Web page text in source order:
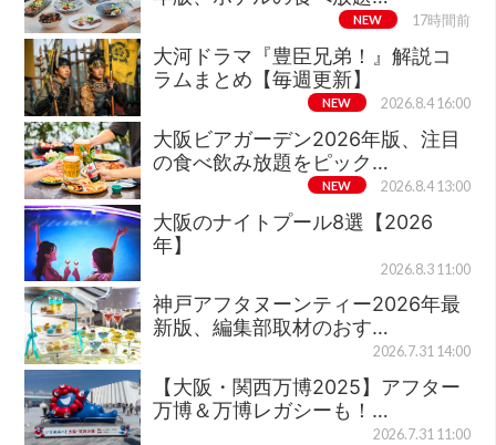
NEW 17時間前
大河ドラマ『豊臣兄弟！』解説コ
ラムまとめ【毎週更新】
NEW 2026.8.4 16:00
大阪ビアガーデン2026年版、注目
の食べ飲み放題をピック…
NEW 2026.8.4 13:00
大阪のナイトプール8選【2026
年】
2026.8.3 11:00
神戸アフタヌーンティー2026年最
新版、編集部取材のおす…
2026.7.31 14:00
【大阪・関西万博2025】アフター
万博＆万博レガシーも！…
2026.7.31 11:00